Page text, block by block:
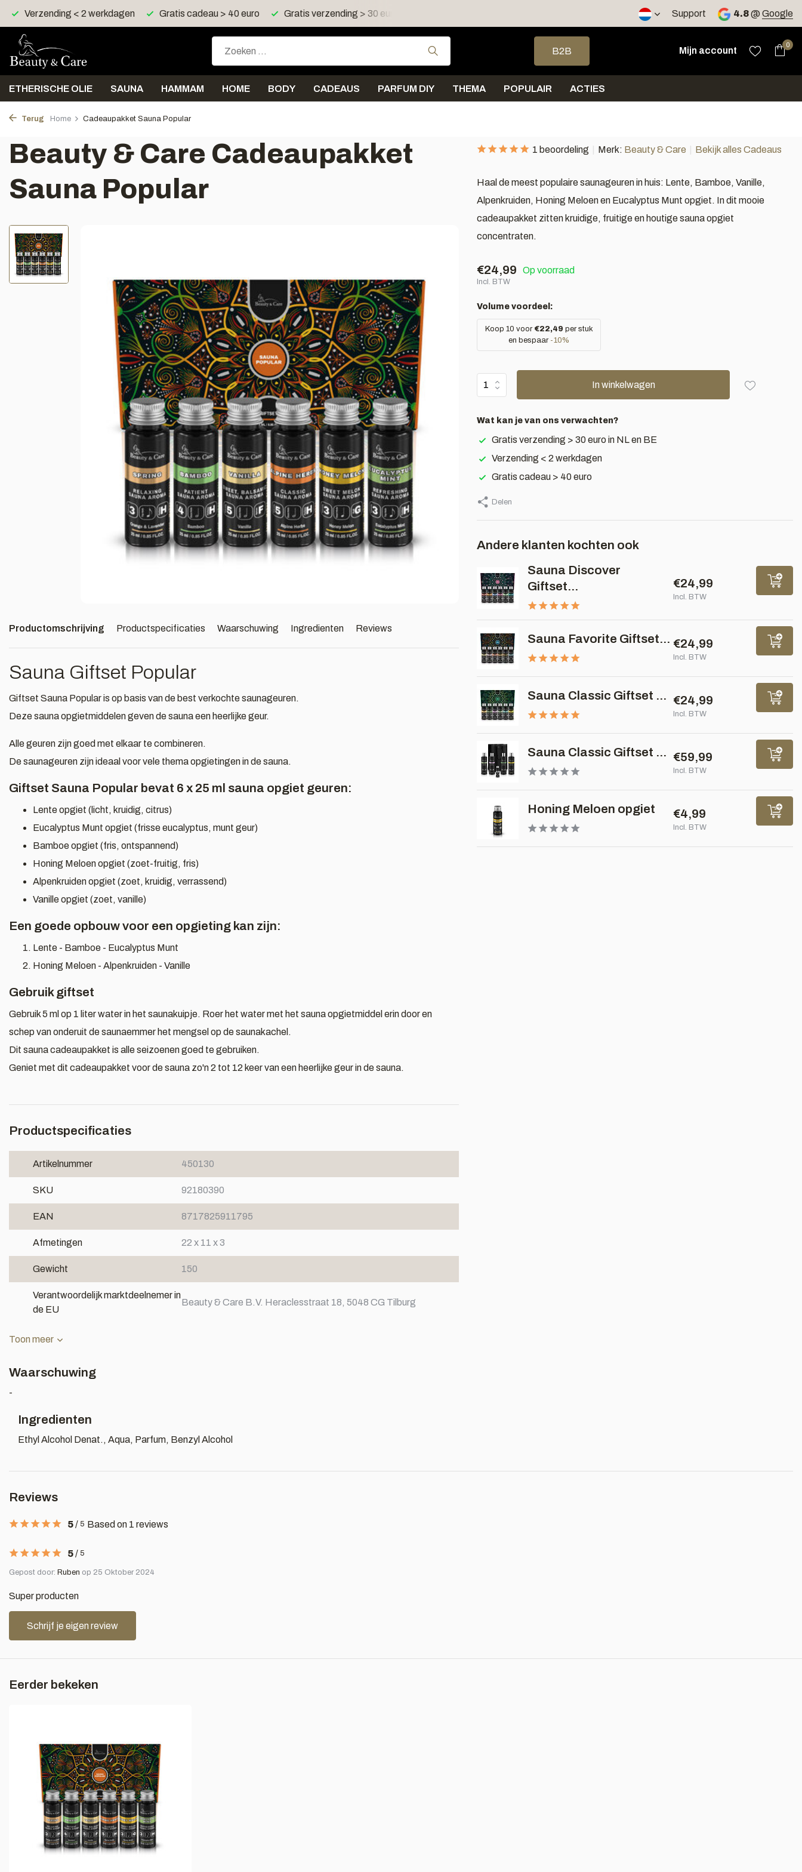
Gratis cadeau > 40 euro Gratis verzending > 30 euro in NL en BE Verzending < 2 werkdagen Support 4.8@ Google
Gebruik de pijltjes op en neer om een beschikbaar resultaat te selecteren. Druk
B2B
Mijn account
0
ETHERISCHE OLIE SAUNA HAMMAM HOME BODY CADEAUS PARFUM DIY THEMA POPULAIR ACTIES
Terug Home Cadeaupakket Sauna Popular
Beauty & Care Cadeaupakket
Sauna Popular
Productomschrijving Productspecificaties Waarschuwing Ingredienten Reviews
Sauna Giftset Popular
Giftset Sauna Popular is op basis van de best verkochte saunageuren.
Deze sauna opgietmiddelen geven de sauna een heerlijke geur.
Alle geuren zijn goed met elkaar te combineren.
De saunageuren zijn ideaal voor vele thema opgietingen in de sauna.
Giftset Sauna Popular bevat 6 x 25 ml sauna opgiet geuren:
Lente opgiet (licht, kruidig, citrus)
Eucalyptus Munt opgiet (frisse eucalyptus, munt geur)
Bamboe opgiet (fris, ontspannend)
Honing Meloen opgiet (zoet-fruitig, fris)
Alpenkruiden opgiet (zoet, kruidig, verrassend)
Vanille opgiet (zoet, vanille)
Een goede opbouw voor een opgieting kan zijn:
Lente - Bamboe - Eucalyptus Munt
Honing Meloen - Alpenkruiden - Vanille
Gebruik giftset
Gebruik 5 ml op 1 liter water in het saunakuipje. Roer het water met het sauna opgietmiddel erin door en
schep van onderuit de saunaemmer het mengsel op de saunakachel.
Dit sauna cadeaupakket is alle seizoenen goed te gebruiken.
Geniet met dit cadeaupakket voor de sauna zo'n 2 tot 12 keer van een heerlijke geur in de sauna.
Productspecificaties
Artikelnummer 450130
SKU 92180390
EAN 8717825911795
Afmetingen 22 x 11 x 3
Gewicht 150
Verantwoordelijk marktdeelnemer in
de EU
Beauty & Care B.V. Heraclesstraat 18, 5048 CG Tilburg
Toon meer
1 beoordeling Merk: Beauty & Care Bekijk alles Cadeaus
Haal de meest populaire saunageuren in huis: Lente, Bamboe, Vanille,
Alpenkruiden, Honing Meloen en Eucalyptus Munt opgiet. In dit mooie
cadeaupakket zitten kruidige, fruitige en houtige sauna opgiet
concentraten.
€24,99 Op voorraad
Incl. BTW
Volume voordeel:
Koop 10 voor €22,49 per stuk
en bespaar -10%
In winkelwagen
Wat kan je van ons verwachten?
Gratis verzending > 30 euro in NL en BE
Verzending < 2 werkdagen
Gratis cadeau > 40 euro
Delen
Andere klanten kochten ook
Sauna Discover
Giftset...
€24,99
Incl. BTW
Sauna Favorite Giftset... €24,99
Incl. BTW
Sauna Classic Giftset ... €24,99
Incl. BTW
Sauna Classic Giftset ... €59,99
Incl. BTW
Honing Meloen opgiet €4,99
Incl. BTW
Waarschuwing
-
Ingredienten
Ethyl Alcohol Denat., Aqua, Parfum, Benzyl Alcohol
Reviews
5/ 5 Based on 1 reviews
5/ 5
Gepost door: Ruben op 25 Oktober 2024
Super producten
Schrijf je eigen review
Eerder bekeken